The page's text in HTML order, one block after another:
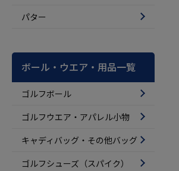
パター
ボール・ウエア・用品一覧
ゴルフボール
ゴルフウエア・アパレル小物
キャディバッグ・その他バッグ
ゴルフシューズ（スパイク）